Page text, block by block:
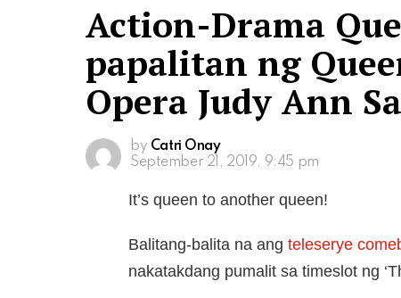
Action-Drama
papalitan ng
Opera Judy Ann
by Catri Onay
September 21, 2019, 9:45 pm
It’s queen to another queen!
Balitang-balita na ang teleserye
nakatakdang pumalit sa timeslot ng